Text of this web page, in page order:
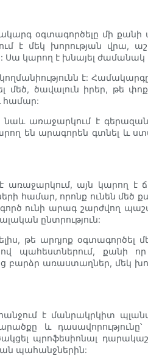
օգտագործելը մի քանի
է մեկ խորության վրա,
կարող է խնայել ժամանակ
է:
ծավալուն իրեր, թե
համար:
ը նաև առաջարկում է
են արագորեն գտնել և
այն կարող է
համար, որոնք ունեն մեծ
ունի արագ շարժվող
ընտրություն:
թե արդյոք
պահեստներում, քանի
առաստաղներ, մեկ
է մանրակրկիտ
և
պրոֆեսիոնալ
պահանջներին: